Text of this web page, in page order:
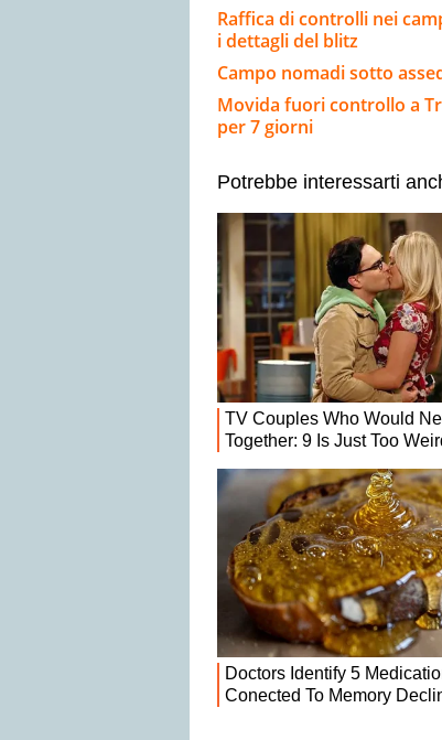
Raffica di controlli nei
i dettagli del blitz
Campo nomadi sotto
Movida fuori controllo a
per 7 giorni